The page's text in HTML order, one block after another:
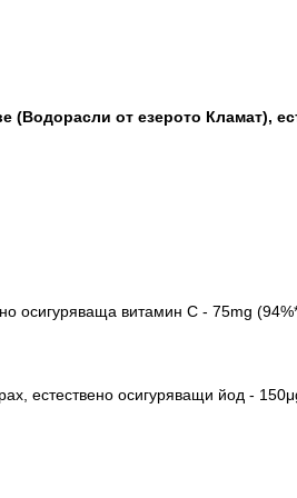
(Водорасли от езерото Кламат),
осигуряваща витамин С - 75mg
естествено осигуряващи йод -